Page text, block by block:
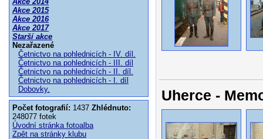
Akce 2015
Akce 2016
Akce 2017
Starší akce
Nezařazené
Četnictvo na pohlednicích - IV. díl.
Četnictvo na pohlednicích - III. díl
Četnictvo na pohlednicích - II. díl.
Četnictvo na pohlednicích - I. díl
Dobovky.
Počet fotografií: 1437 Zhlédnuto:
248077 fotek
Úvodní stránka fotoalba
Zpět na stránky klubu
Uherce -